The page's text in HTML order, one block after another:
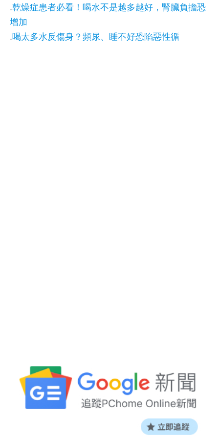
.乾燥症患者必看！喝水不是越多越好，腎臟負擔恐
增加
.喝太多水反傷身？頻尿、睡不好恐陷惡性循